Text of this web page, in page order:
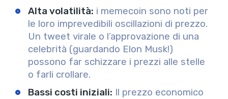
Alta volatilità: i memecoin sono noti per
le loro imprevedibili oscillazioni di prezzo.
Un tweet virale o l’approvazione di una
celebrità (guardando Elon Musk!)
possono far schizzare i prezzi alle stelle
o farli crollare.
Bassi costi iniziali: Il prezzo economico